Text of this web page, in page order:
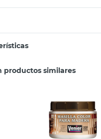
productos similares